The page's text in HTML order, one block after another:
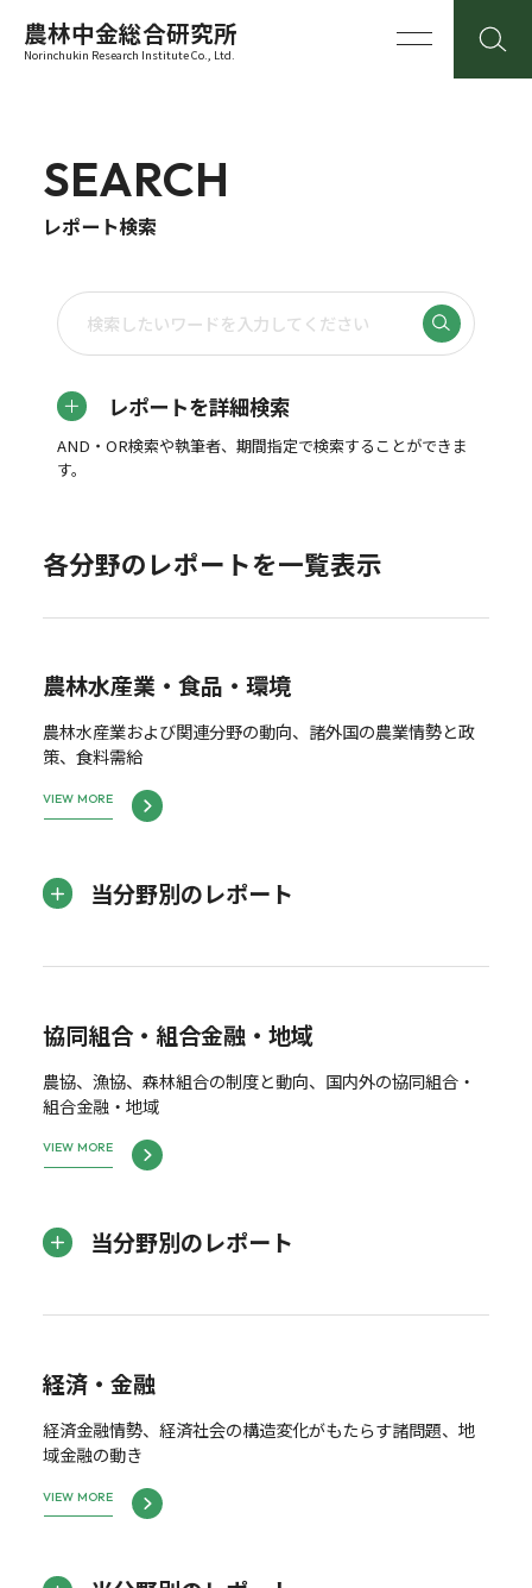
農林中金総合研究所
Norinchukin Research Institute Co., Ltd.
SEARCH
レポート検索
レポートを詳細検索
AND・OR検索や執筆者、期間指定で検索することができま
す。
各分野のレポートを一覧表示
農林水産業・食品・環境
農林水産業および関連分野の動向、諸外国の農業情勢と政
策、食料需給
VIEW MORE
当分野別のレポート
協同組合・組合金融・地域
農協、漁協、森林組合の制度と動向、国内外の協同組合・
組合金融・地域
VIEW MORE
当分野別のレポート
経済・金融
経済金融情勢、経済社会の構造変化がもたらす諸問題、地
域金融の動き
VIEW MORE